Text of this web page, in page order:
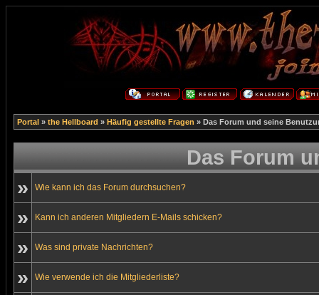
Portal » the Hellboard » Häufig gestellte Fragen » Das Forum und seine
Das Forum
»
Wie kann ich das Forum durchsuchen?
» Kann ich anderen Mitgliedern E-Mails schicken?
» Was sind private Nachrichten?
» Wie verwende ich die Mitgliederliste?